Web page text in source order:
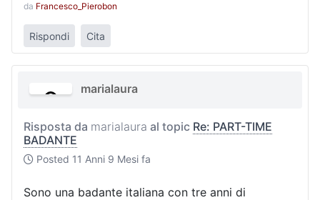
da Francesco_Pierobon
Rispondi Cita
marialaura
Risposta da marialaura al topic Re: PART-TIME
BADANTE
Posted 11 Anni 9 Mesi fa
Sono una badante italiana con tre anni di